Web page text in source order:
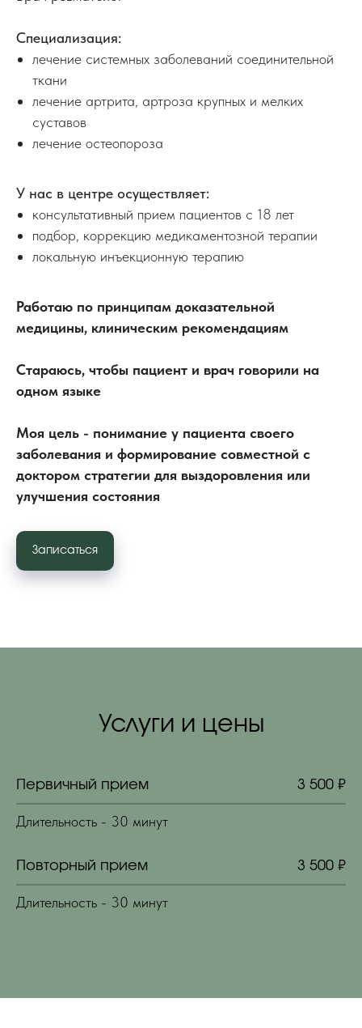
Специализация:
лечение системных заболеваний соединительной
ткани
лечение артрита, артроза крупных и мелких
суставов
лечение остеопороза
У нас в центре осуществляет:
консультативный прием пациентов с 18 лет
подбор, коррекцию медикаментозной терапии
локальную инъекционную терапию
Работаю по принципам доказательной
медицины, клиническим рекомендациям
Стараюсь, чтобы пациент и врач говорили на
одном языке
Моя цель - понимание у пациента своего
заболевания и формирование совместной с
доктором стратегии для выздоровления или
улучшения состояния
Записаться
Услуги и цены
Первичный прием 3 500 ₽
Длительность - 30 минут
Повторный прием 3 500 ₽
Длительность - 30 минут